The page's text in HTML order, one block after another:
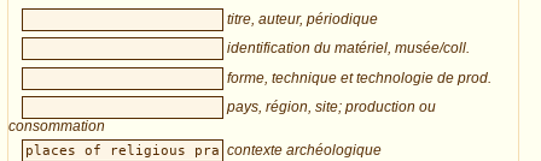
titre, auteur, périodique
identification du matériel, musée/coll.
forme, technique et technologie de prod.
pays, région, site; production ou
consommation
contexte archéologique